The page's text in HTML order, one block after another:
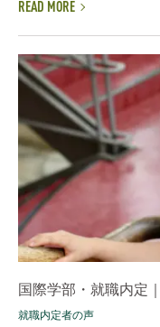
READ MORE
国際学部・就職内定
就職内定者の声